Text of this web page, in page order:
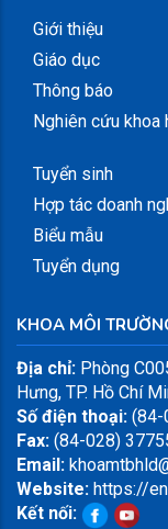
Giới thiệu
Giáo dục
Thông báo
Nghiên cứu khoa
Tuyển sinh
Hợp tác doanh
Biểu mẫu
Tuyển dụng
KHOA MÔI
Địa chỉ: Phòng
Hưng, TP. Hồ Chí
Số điện thoại: (84-
Fax: (84-028)
Email:
Website: https://
Kết nối: